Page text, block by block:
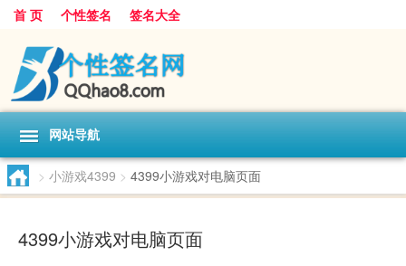
首 页 个性签名 签名大全
网站导航
> 小游戏4399 > 4399小游戏对电脑页面
4399小游戏对电脑页面